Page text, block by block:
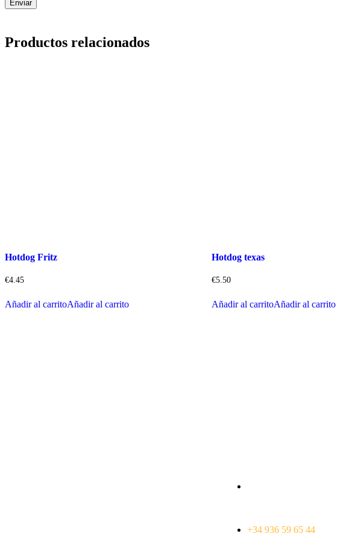
Productos relacionados
Hotdog Fritz
€4.45
Añadir al carritoAñadir al carrito
Hotdog texas
€5.50
Añadir al carritoAñadir al carrito
+34 936 59 65 44